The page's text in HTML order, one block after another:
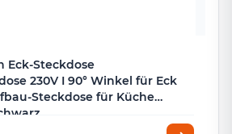
Eck-Steckdose
230V I 90° Winkel für Eck
Steckdose für Küche